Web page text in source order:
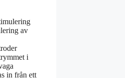
av
i
in från ett